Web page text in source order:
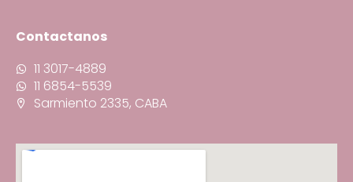
Contactanos
11 3017-4889
11 6854-5539
Sarmiento 2335, CABA